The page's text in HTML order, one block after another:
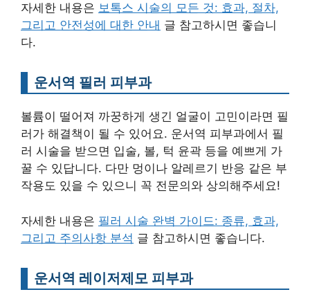
자세한 내용은 보톡스 시술의 모든 것: 효과, 절차,
그리고 안전성에 대한 안내 글 참고하시면 좋습니
다.
운서역 필러 피부과
볼륨이 떨어져 까꿍하게 생긴 얼굴이 고민이라면 필
러가 해결책이 될 수 있어요. 운서역 피부과에서 필
러 시술을 받으면 입술, 볼, 턱 윤곽 등을 예쁘게 가
꿀 수 있답니다. 다만 멍이나 알레르기 반응 같은 부
작용도 있을 수 있으니 꼭 전문의와 상의해주세요!
자세한 내용은 필러 시술 완벽 가이드: 종류, 효과,
그리고 주의사항 분석 글 참고하시면 좋습니다.
운서역 레이저제모 피부과